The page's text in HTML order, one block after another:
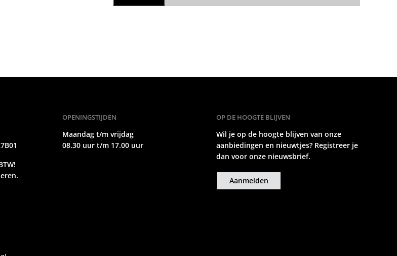
OPENINGSTIJDEN
Maandag t/m vrijdag
08.30 uur t/m 17.00 uur
OP DE HOOGTE BLIJVEN
Wil je op de hoogte blijven van onze
aanbiedingen en nieuwtjes? Registreer je
dan voor onze nieuwsbrief.
Aanmelden